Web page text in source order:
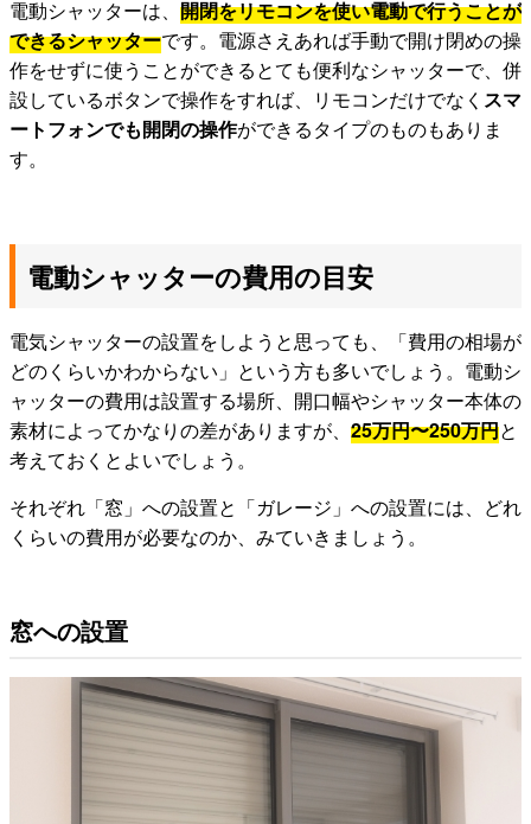
電動シャッターは、 開閉をリモコンを使い電動で行うことが
できるシャッターです。電源さえあれば手動で開け閉めの操
作をせずに使うことができるとても便利なシャッターで、併
設しているボタンで操作をすれば、リモコンだけでなく スマ
ートフォンでも開閉の操作ができるタイプのものもありま
す。
電動シャッターの費用の目安
電気シャッターの設置をしようと思っても、「費用の相場が
どのくらいかわからない」という方も多いでしょう。電動シ
ャッターの費用は設置する場所、開口幅やシャッター本体の
素材によってかなりの差がありますが、 25万円〜250万円と
考えておくとよいでしょう。
それぞれ「窓」への設置と「ガレージ」への設置には、どれ
くらいの費用が必要なのか、みていきましょう。
窓への設置